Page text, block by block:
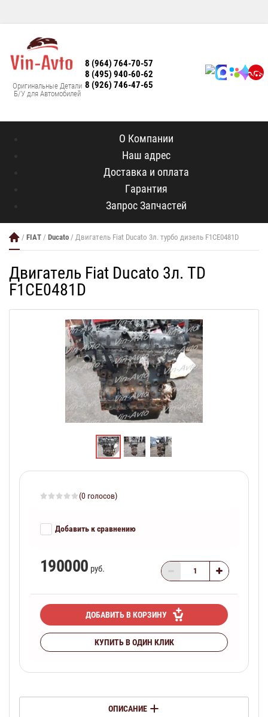
Оригинальные Детали
Б/У для Автомобилей
8 (964) 764-70-57
8 (495) 940-60-62
8 (926) 746-47-65
О Компании
Наш адрес
Доставка и оплата
Гарантия
Запрос Запчастей
/ FIAT / Ducato / Двигатель Fiat Ducato 3л. турбо дизель F1CE0481D
Двигатель Fiat Ducato 3л. TD
F1CE0481D
(0 голосов)
Добавить к сравнению
190000 руб.
ДОБАВИТЬ В КОРЗИНУ
КУПИТЬ В ОДИН КЛИК
ОПИСАНИЕ